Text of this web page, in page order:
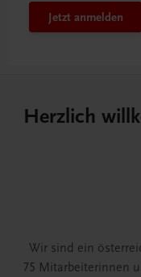
Jetzt anmelden
Herzlich
Wir sind ein
75 Mitarbeiterinnen